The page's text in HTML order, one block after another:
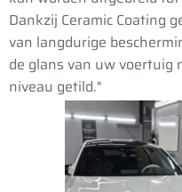
Dankzij Ceramic Coating
van langdurige
de glans van uw voertuig
niveau getild."